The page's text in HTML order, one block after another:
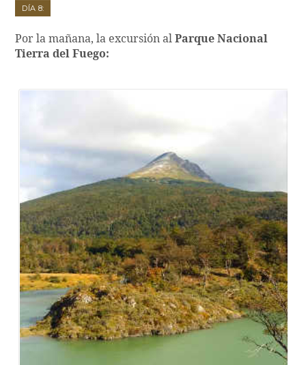
Día 8:
Por la mañana, la excursión alParque Nacional
Tierra del Fuego: